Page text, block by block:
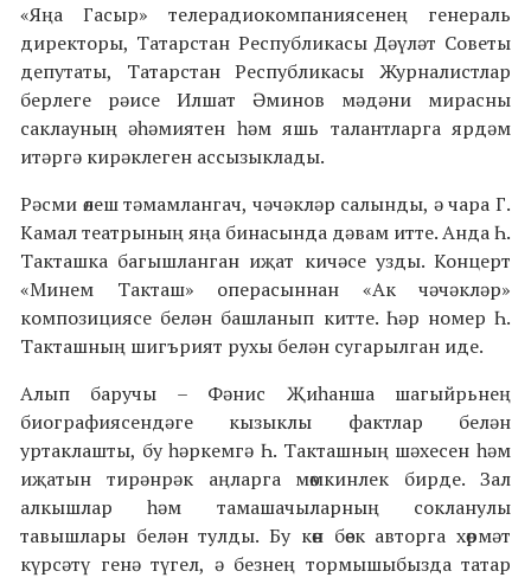
«Яңа Гасыр» телерадиокомпаниясенең генераль
директоры, Татарстан Республикасы Дәүләт Советы
депутаты, Татарстан Республикасы Журналистлар
берлеге рәисе Илшат Әминов мәдәни мирасны
саклауның әһәмиятен һәм яшь талантларга ярдәм
итәргә кирәклеген ассызыклады.
Рәсми өлеш тәмамлангач, чәчәкләр салынды, ә чара Г.
Камал театрының яңа бинасында дәвам итте. Анда Һ.
Такташка багышланган иҗат кичәсе узды. Концерт
«Минем Такташ» операсыннан «Ак чәчәкләр»
композициясе белән башланып китте. Һәр номер Һ.
Такташның шигърият рухы белән сугарылган иде.
Алып баручы – Фәнис Җиһанша шагыйрьнең
биографиясендәге кызыклы фактлар белән
уртаклашты, бу һәркемгә Һ. Такташның шәхесен һәм
иҗатын тирәнрәк аңларга мөмкинлек бирде. Зал
алкышлар һәм тамашачыларның сокланулы
тавышлары белән тулды. Бу көн бөек авторга хөрмәт
күрсәтү генә түгел, ә безнең тормышыбызда татар